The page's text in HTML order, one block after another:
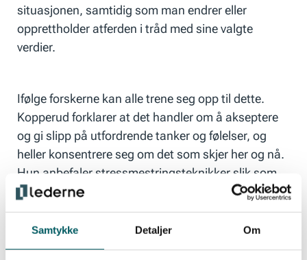
Samtykke Detaljer Om
situasjonen, samtidig som man endrer eller
opprettholder atferden i tråd med sine valgte
verdier.
Ifølge forskerne kan alle trene seg opp til dette.
Kopperud forklarer at det handler om å akseptere
og gi slipp på utfordrende tanker og følelser, og
heller konsentrere seg om det som skjer her og nå.
Hun anbefaler stressmestringsteknikker slik som
mindfulness.